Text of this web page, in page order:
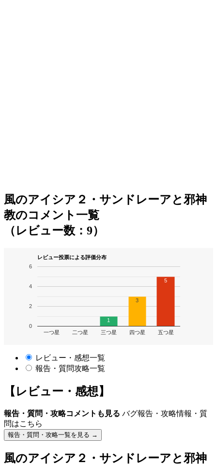
風のアイシア２・サンドレーアと邪神
教のコメント一覧
（レビュー数：9）
レビュー投票による評価分布
一つ星 二つ星 三つ星 四つ星 五つ星
0
2
4
6
1
3
5
レビュー・感想一覧
報告・質問攻略一覧
【レビュー・感想】
報告・質問・攻略コメントも見る バグ報告・攻略情報・質
問はこちら
報告・質問・攻略一覧を見る →
風のアイシア２・サンドレーアと邪神